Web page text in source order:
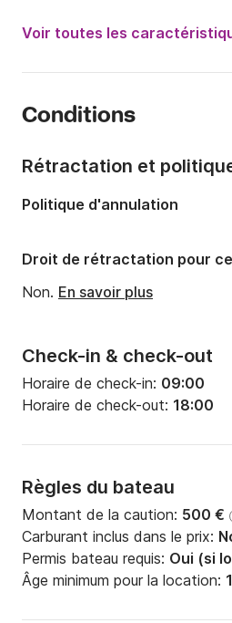
Puissance moteur:
150cv
Capacité à bord:
Nombre de cabines:
Voir toutes les
Conditions
Check-in & check-out
Horaire de check-in: 09:00
Horaire de check-out: 18:00
Règles du bateau
Montant de la caution: 500 €
Carburant inclus dans le prix:
Permis bateau requis: Oui (si
Âge minimum pour la location:
Rétractation et
Politique d'annulation
Droit de rétractation pour
Non. En savoir plus